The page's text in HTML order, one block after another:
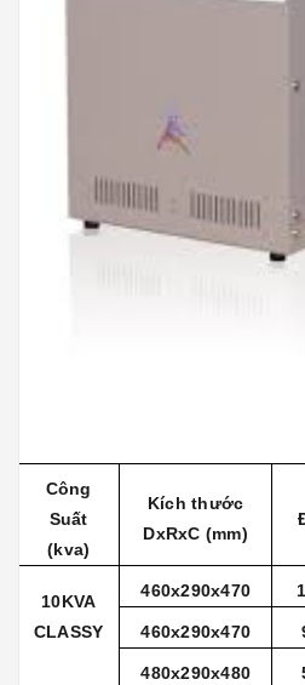
Công
Suất
(kva)
Kích thước
DxRxC (mm)
10KVA
CLASSY
460x290x470
460x290x470
480x290x480